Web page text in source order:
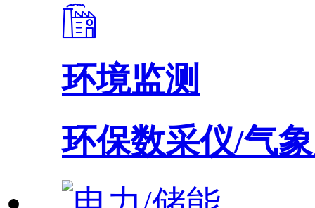
环境监测
环保数采仪/气